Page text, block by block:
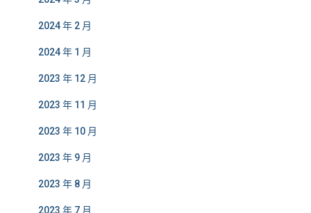
2024 年 2 月
2024 年 1 月
2023 年 12 月
2023 年 11 月
2023 年 10 月
2023 年 9 月
2023 年 8 月
2023 年 7 月